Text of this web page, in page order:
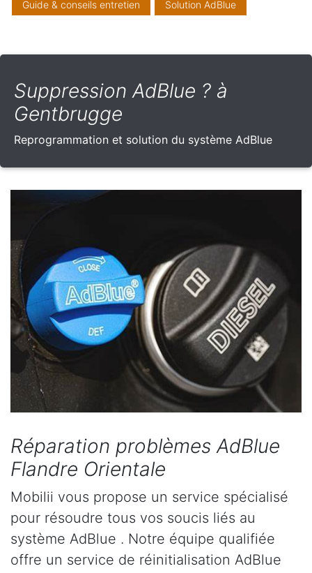
Guide & conseils entretien Solution AdBlue
Suppression AdBlue ? à
Gentbrugge
Reprogrammation et solution du système AdBlue
Réparation problèmes AdBlue
Flandre Orientale
Mobilii vous propose un service spécialisé
pour résoudre tous vos soucis liés au
système AdBlue . Notre équipe qualifiée
offre un service de réinitialisation AdBlue